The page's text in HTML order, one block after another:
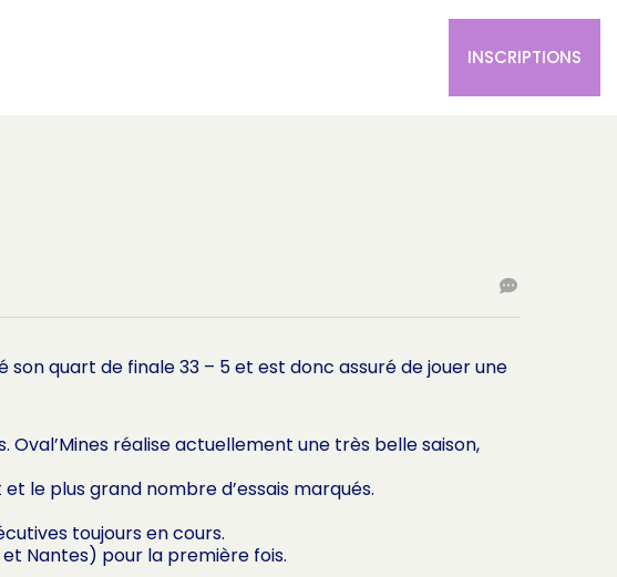
INSCRIPTIONS
son quart de finale 33 – 5 et est donc assuré de jouer une
réalise actuellement une très belle saison,
le plus grand nombre d’essais marqués.
toujours en cours.
et Nantes) pour la première fois.